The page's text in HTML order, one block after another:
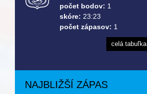
počet bodov: 1
skóre: 23:23
počet zápasov: 1
celá tabuľka
NAJBLIŽŠÍ ZÁPAS